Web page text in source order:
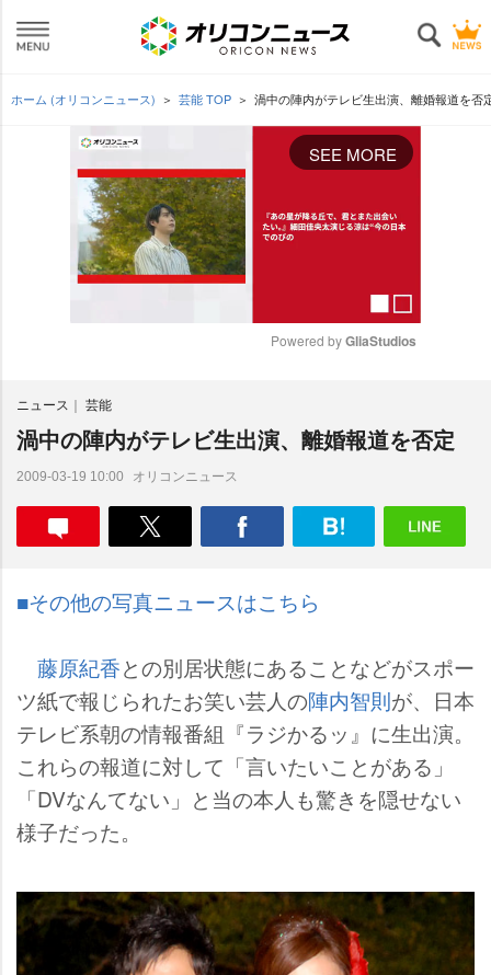
ホーム (オリコンニュース) 芸能 TOP 渦中の陣内がテレビ生出演、離婚報道を否
SEE MORE
e
Powered by GliaStudios
ニュース 芸能
渦中の陣内がテレビ生出演、離婚報道を否定
2009-03-19 10:00 オリコンニュース
■その他の写真ニュースはこちら
藤原紀香との別居状態にあることなどがスポー
ツ紙で報じられたお笑い芸人の陣内智則が、日本
テレビ系朝の情報番組『ラジかるッ』に生出演。
これらの報道に対して「言いたいことがある」
「DVなんてない」と当の本人も驚きを隠せない
様子だった。